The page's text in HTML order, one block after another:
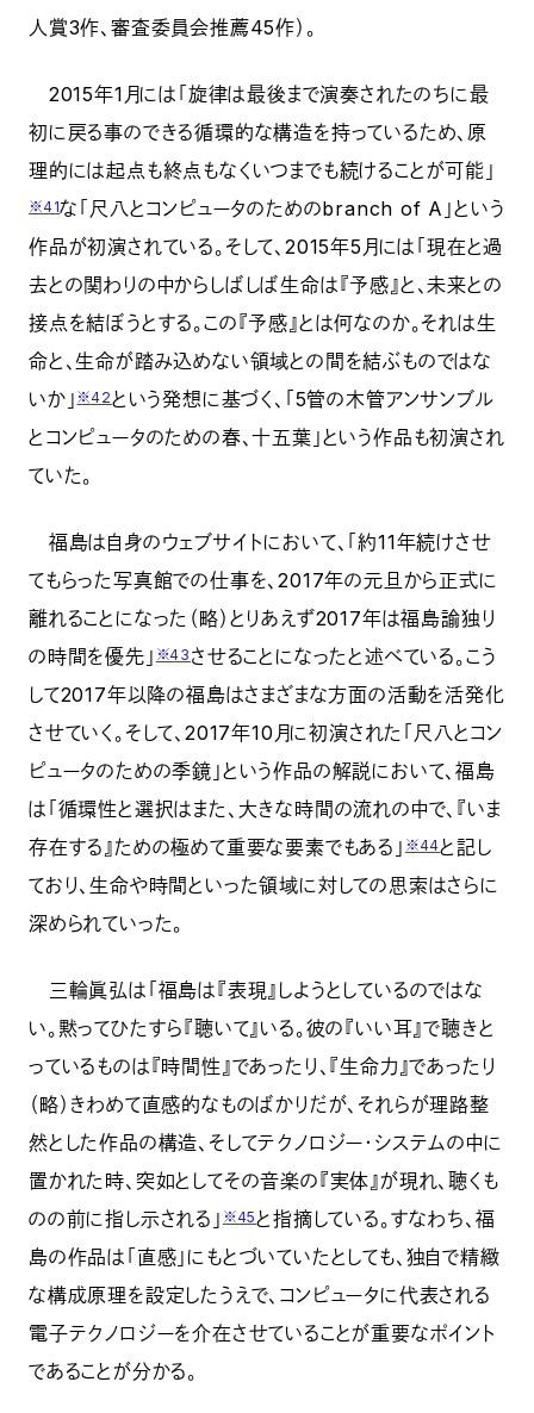
人賞3作、審査委員会推薦45作）。
2015年1月には「旋律は最後まで演奏されたのちに最
初に戻る事のできる循環的な構造を持っているため、原
理的には起点も終点もなくいつまでも続けることが可能」
※41な「尺八とコンピュータのためのbranch of A」という
作品が初演されている。そして、2015年5月には「現在と過
去との関わりの中からしばしば生命は『予感』と、未来との
接点を結ぼうとする。この『予感』とは何なのか。それは生
命と、生命が踏み込めない領域との間を結ぶものではな
いか」※42という発想に基づく、「5管の木管アンサンブル
とコンピュータのための春、十五葉」という作品も初演され
ていた。
福島は自身のウェブサイトにおいて、「約11年続けさせ
てもらった写真館での仕事を、2017年の元旦から正式に
離れることになった（略）とりあえず2017年は福島諭独り
の時間を優先」※43 させることになったと述べている。こう
して2017年以降の福島はさまざまな方面の活動を活発化
させていく。そして、2017年10月に初演された「尺八とコン
ピュータのための季鏡」という作品の解説において、福島
は「循環性と選択はまた、大きな時間の流れの中で、『いま
存在する』ための極めて重要な要素でもある」※44と記し
ており、生命や時間といった領域に対しての思索はさらに
深められていった。
三輪眞弘は「福島は『表現』しようとしているのではな
い。黙ってひたすら『聴いて』いる。彼の『いい耳』で聴きと
っているものは『時間性』であったり、『生命力』であったり
（略）きわめて直感的なものばかりだが、それらが理路整
然とした作品の構造、そしてテクノロジー・システムの中に
置かれた時、突如としてその音楽の『実体』が現れ、聴くも
のの前に指し示される」※45と指摘している。すなわち、福
島の作品は「直感」にもとづいていたとしても、独自で精緻
な構成原理を設定したうえで、コンピュータに代表される
電子テクノロジーを介在させていることが重要なポイント
であることが分かる。